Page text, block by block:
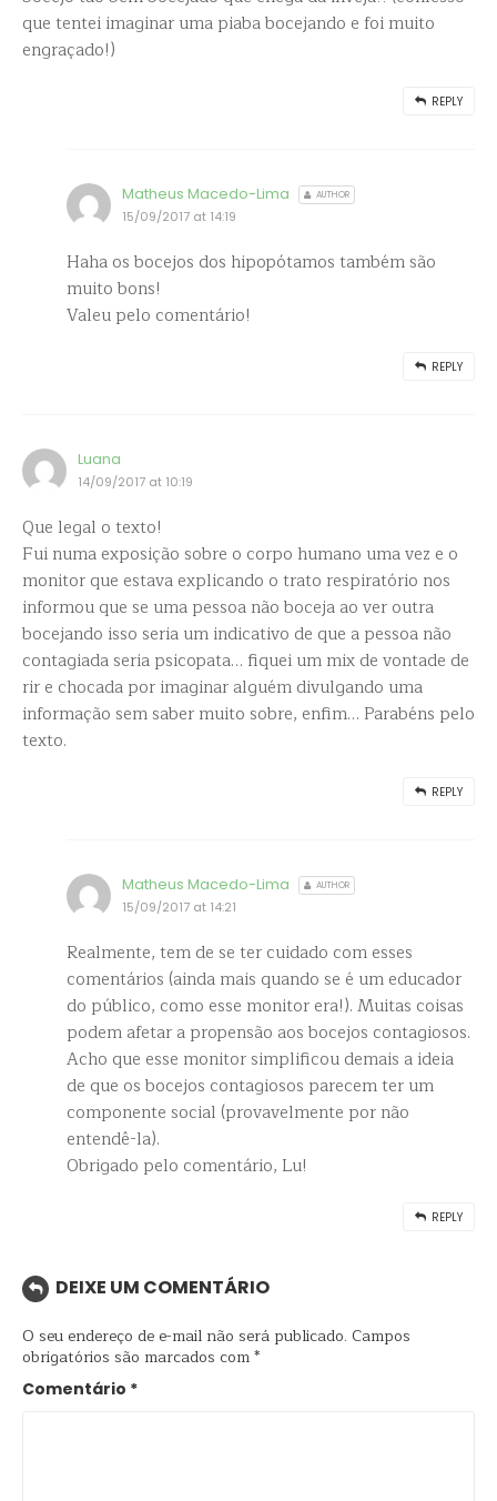
que tentei imaginar uma piaba bocejando e foi muito
engraçado!)
REPLY
Matheus Macedo-Lima AUTHOR
15/09/2017 at 14:19
Haha os bocejos dos hipopótamos também são
muito bons!
Valeu pelo comentário!
REPLY
Luana
14/09/2017 at 10:19
Que legal o texto!
Fui numa exposição sobre o corpo humano uma vez e o
monitor que estava explicando o trato respiratório nos
informou que se uma pessoa não boceja ao ver outra
bocejando isso seria um indicativo de que a pessoa não
contagiada seria psicopata… fiquei um mix de vontade de
rir e chocada por imaginar alguém divulgando uma
informação sem saber muito sobre, enfim… Parabéns pelo
texto.
REPLY
Matheus Macedo-Lima AUTHOR
15/09/2017 at 14:21
Realmente, tem de se ter cuidado com esses
comentários (ainda mais quando se é um educador
do público, como esse monitor era!). Muitas coisas
podem afetar a propensão aos bocejos contagiosos.
Acho que esse monitor simplificou demais a ideia
de que os bocejos contagiosos parecem ter um
componente social (provavelmente por não
entendê-la).
Obrigado pelo comentário, Lu!
REPLY
DEIXE UM COMENTÁRIO
O seu endereço de e-mail não será publicado. Campos
obrigatórios são marcados com*
Comentário *